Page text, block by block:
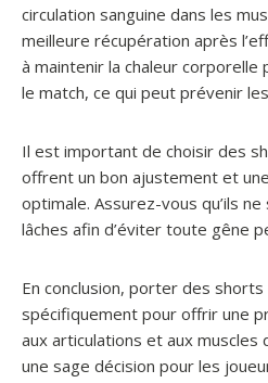
circulation sanguine dans les
meilleure récupération après
à maintenir la chaleur corporelle
le match, ce qui peut prévenir
Il est important de choisir des
offrent un bon ajustement et
optimale. Assurez-vous qu’ils
lâches afin d’éviter toute gêne
En conclusion, porter des
spécifiquement pour offrir une
aux articulations et aux muscles
une sage décision pour les